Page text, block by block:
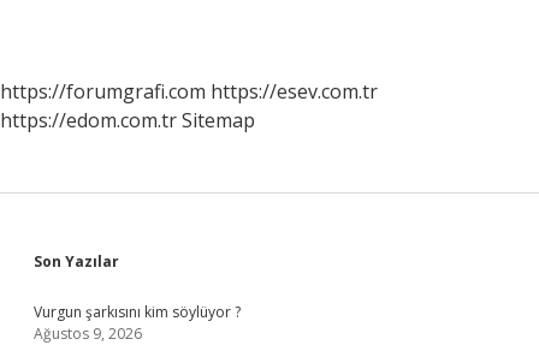
https://forumgrafi.com https://esev.com.tr
https://edom.com.trSitemap
Sidebar
Son Yazılar
Vurgun şarkısını kim söylüyor ?
Ağustos 9, 2026